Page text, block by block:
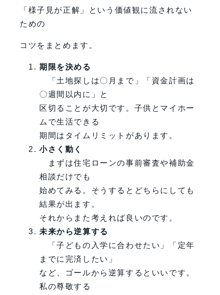
「様子見が正解」という価値観に流されない
ための
コツをまとめます。
期限を決める
「土地探しは〇月まで」「資金計画は
〇週間以内に」と
区切ることが大切です。子供とマイホー
ムで生活できる
期間はタイムリミットがあります。
小さく動く
まずは住宅ローンの事前審査や補助金
相談だけでも
始めてみる。そうするとどちらにしても
結果が出ます。
それからまた考えれば良いのです。
未来から逆算する
「子どもの入学に合わせたい」「定年
までに完済したい」
など、ゴールから逆算するといいです。
私の尊敬する